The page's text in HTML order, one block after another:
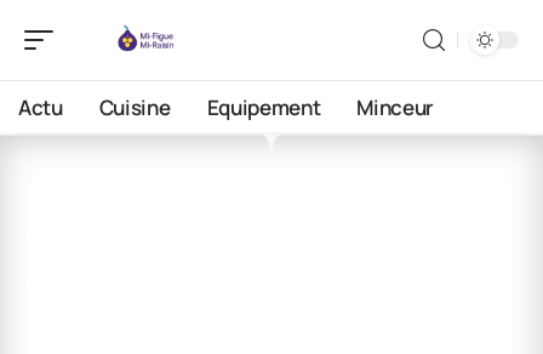
Actu Cuisine Equipement Minceur